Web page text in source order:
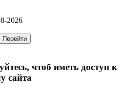
2026
чтоб иметь доступ к
сайта